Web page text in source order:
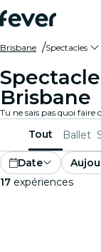
Brisbane Spectacles
Brisbane
Tout Ballet
Date
17 expériences